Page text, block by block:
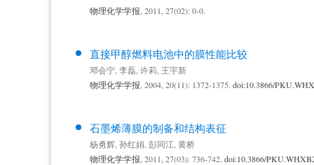
物理化学学报 , 2011, 27(02): 0-0.
直接甲醇燃料电池中的膜性能比较
邓会宁 李磊 许莉 王宇新
物理化学学报 , 2004, 20(11): 1372-1375. doi:10.3866/
石墨烯薄膜的制备和结构表征
杨勇辉 孙红娟 彭同江 黄桥
物理化学学报 , 2011, 27(03): 736-742. doi:10.3866/